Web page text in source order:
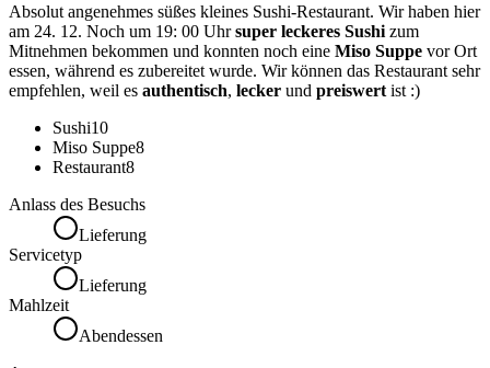
Absolut angenehmes süßes kleines Sushi-Restaurant. Wir haben hier
am 24. 12. Noch um 19: 00 Uhrsuper leckeres Sushi zum
Mitnehmen bekommen und konnten noch eine Miso Suppe vor Ort
essen, während es zubereitet wurde. Wir können das Restaurant sehr
empfehlen, weil es authentisch, lecker und preiswert ist :)
Sushi10
Miso Suppe8
Restaurant8
Anlass des Besuchs
Lieferung
Servicetyp
Lieferung
Mahlzeit
Abendessen